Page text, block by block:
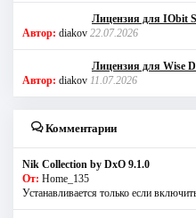
Лицензия для IObit
Автор: diakov 22.07.2026
Лицензия для Wise
Автор: diakov 11.07.2026
Комментарии
Nik Collection by DxO 9.1.0
От: Home_135
Устанавливается только если